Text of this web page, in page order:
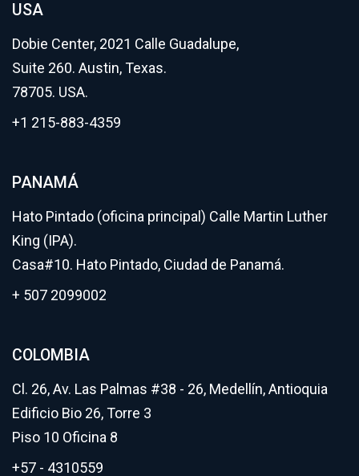
USA
Dobie Center, 2021 Calle Guadalupe,
Suite 260. Austin, Texas.
78705. USA.
+1 215-883-4359
PANAMÁ
Hato Pintado (oficina principal) Calle Martin Luther
King (IPA).
Casa#10. Hato Pintado, Ciudad de Panamá.
+ 507 2099002
COLOMBIA
Cl. 26, Av. Las Palmas #38 - 26, Medellín, Antioquia
Edificio Bio 26, Torre 3
Piso 10 Oficina 8
+57 - 4310559